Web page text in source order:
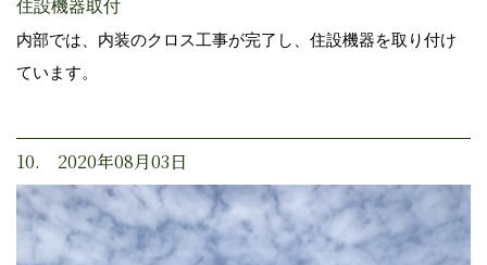
住設機器取付
内部では、内装のクロス工事が完了し、住設機器を取り付け
ています。
10. 2020年08月03日